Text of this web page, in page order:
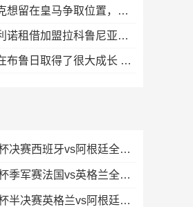
马卡报：恩德里克想留在皇马争取位置，但几乎所有因素都对他不利
罗马官方：安吉利诺租借加盟拉科鲁尼亚，后者拥有选择买断条款
经纪人：比西武在布鲁日取得了很大成长 他希望为巴萨奉献一切
07月20日世界杯决赛西班牙vs阿根廷全场录像
07月19日世界杯季军赛法国vs英格兰全场录像
07月16日世界杯半决赛英格兰vs阿根廷全场录像